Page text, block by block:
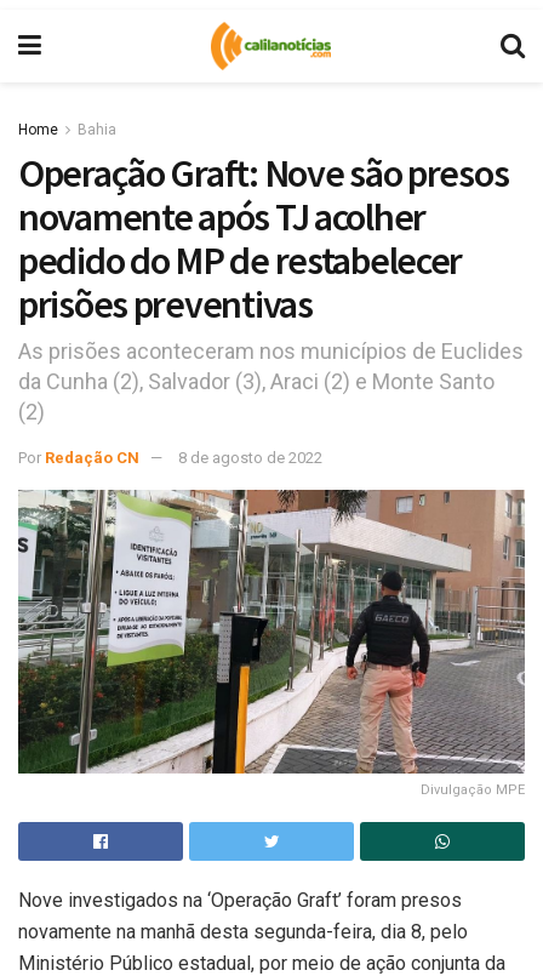
Home Bahia
Operação Graft: Nove são presos
novamente após TJ acolher
pedido do MP de restabelecer
prisões preventivas
As prisões aconteceram nos municípios de Euclides
da Cunha (2), Salvador (3), Araci (2) e Monte Santo
(2)
Por Redação CN 8 de agosto de 2022
Divulgação MPE
Nove investigados na ‘Operação Graft’ foram presos
novamente na manhã desta segunda-feira, dia 8, pelo
Ministério Público estadual, por meio de ação conjunta da